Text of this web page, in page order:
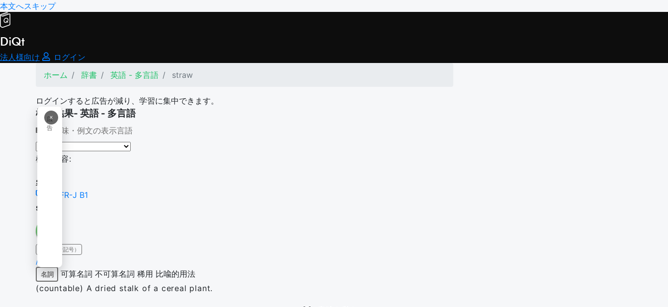
本文へスキップ
DiQt
法人様向け
ログイン
ホーム
辞書 英語 - 多言語 straw
ログインすると広告が減り、学習に集中できます。
×
広
告
検索結果- 英語 - 多言語
意味・例文の表示言語
検索内容:
straw
CEFR-J B1
straw
IPA（発音記号）
/stɹɔː/
名詞 可算名詞 不可算名詞 稀用 比喩的用法
(countable) A dried stalk of a cereal plant.